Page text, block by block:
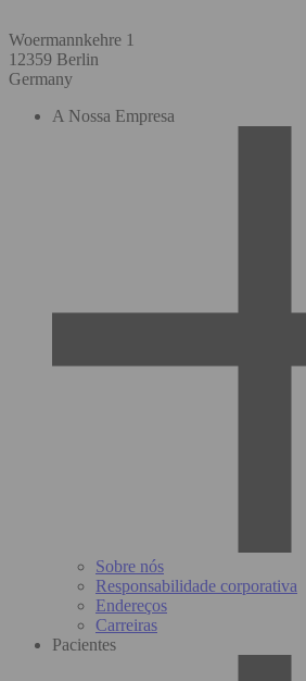
Woermannkehre 1
12359 Berlin
Germany
A Nossa Empresa
Sobre nós
Responsabilidade corporativa
Endereços
Carreiras
Pacientes